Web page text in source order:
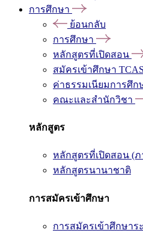
การศึกษา
ย้อนกลับ
การศึกษา
หลักสูตรที่เปิดสอน
สมัครเข้าศึกษา TCAS
ค่าธรรมเนียมการศึก
คณะและสำนักวิชา
หลักสูตร
หลักสูตรที่เปิดสอน (ภ
หลักสูตรนานาชาติ
การสมัครเข้าศึกษา
การสมัครเข้าศึกษา